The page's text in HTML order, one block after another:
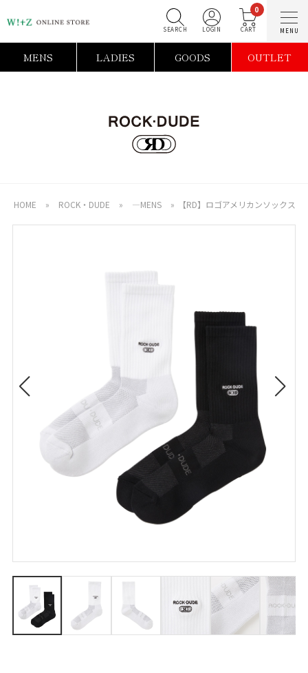
0
MENS LADIES GOODS OUTLET
HOME » ROCK・DUDE » ―MENS » 【RD】ロゴアメリカンソックス